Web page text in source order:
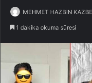
MEHMET HAZBİN
1 dakika okuma süresi